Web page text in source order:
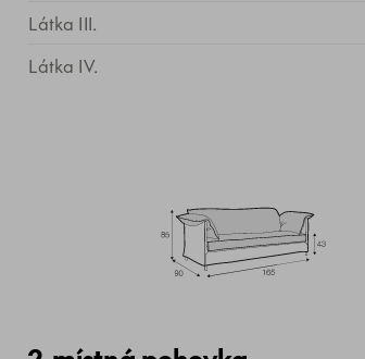
Látka III.
Látka IV.